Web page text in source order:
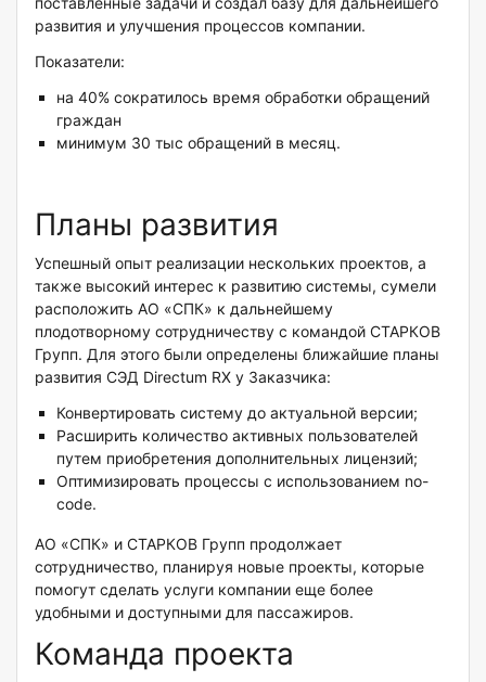
развития и улучшения процессов компании.
Показатели:
на 40% сократилось время обработки обращений
граждан
минимум 30 тыс обращений в месяц.
Планы развития
Успешный опыт реализации нескольких проектов, а
также высокий интерес к развитию системы, сумели
расположить АО «СПК» к дальнейшему
плодотворному сотрудничеству с командой СТАРКОВ
Групп. Для этого были определены ближайшие планы
развития СЭД Directum RX у Заказчика:
Конвертировать систему до актуальной версии;
Расширить количество активных пользователей
путем приобретения дополнительных лицензий;
Оптимизировать процессы с использованием no-
code.
АО «СПК» и СТАРКОВ Групп продолжает
сотрудничество, планируя новые проекты, которые
помогут сделать услуги компании еще более
удобными и доступными для пассажиров.
Команда проекта